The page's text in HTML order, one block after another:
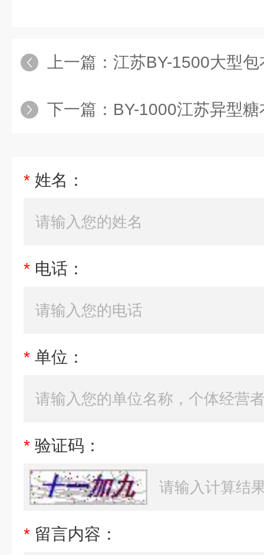
上一篇： 江苏BY-1500大型
下一篇： BY-1000江苏异型
* 姓名：
* 电话：
* 单位：
* 验证码：
* 留言内容：